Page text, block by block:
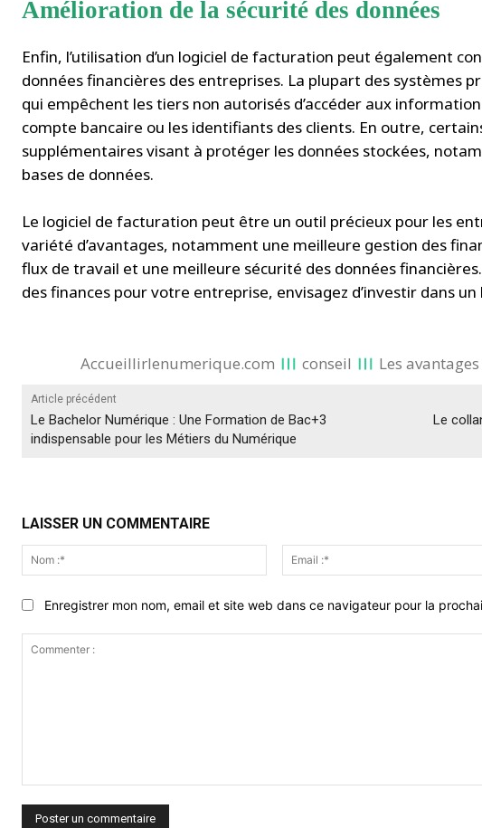
Amélioration de la sécurité des données
Enfin, l’utilisation d’un logiciel de facturation peut également
données financières des entreprises. La plupart des systèmes
qui empêchent les tiers non autorisés d’accéder aux
compte bancaire ou les identifiants des clients. En outre,
supplémentaires visant à protéger les données stockées,
bases de données.
Le logiciel de facturation peut être un outil précieux pour les
variété d’avantages, notamment une meilleure gestion des
flux de travail et une meilleure sécurité des données
des finances pour votre entreprise, envisagez d’investir dans
Accueillirlenumerique.com conseil Les
Article précédent
Le Bachelor Numérique : Une Formation de Bac+3
indispensable pour les Métiers du Numérique
Le
LAISSER UN COMMENTAIRE
Nom
:*
Enregistrer mon nom, email et site web dans ce navigateur pour la